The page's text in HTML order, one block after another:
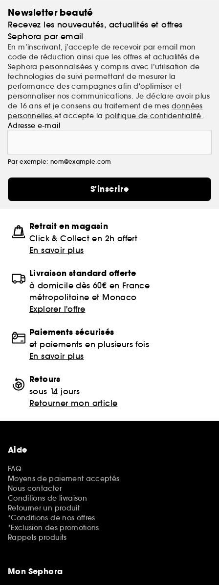
Newsletter beauté
Recevez les nouveautés, actualités et offres
Sephora par email
En m’inscrivant, j’accepte de recevoir par email mon
code de réduction ainsi que les offres et actualités de
Sephora personnalisées y compris avec l’utilisation de
technologies de suivi permettant de mesurer la
performance des campagnes afin d'optimiser et
personnaliser nos communications. Je déclare avoir plus
de 16 ans et je consens au traitement de mes données
personnelleset accepte la politique de confidentialité .
Adresse e-mail
Par exemple: nom@example.com
S'inscrire
Retrait en magasin
Click & Collect en 2h offert
En savoir plus
Livraison standard offerte
à domicile dès 60€ en France
métropolitaine et Monaco
Explorer l'offre
Paiements sécurisés
et paiements en plusieurs fois
En savoir plus
Retours
sous 14 jours
Retourner mon article
Aide
FAQ
Moyens de paiement acceptés
Nous contacter
Conditions de livraison
Retourner un produit
*Conditions de nos offres
*Exclusion des promotions
Rappels produits
Mon Sephora